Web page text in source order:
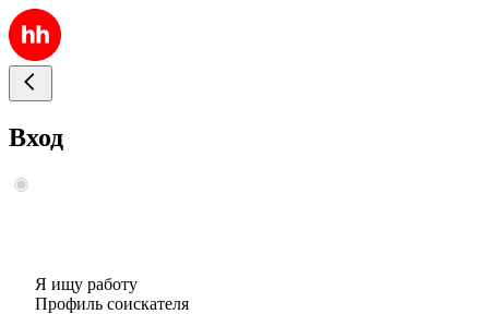
Вход
Я ищу работу
Профиль соискателя